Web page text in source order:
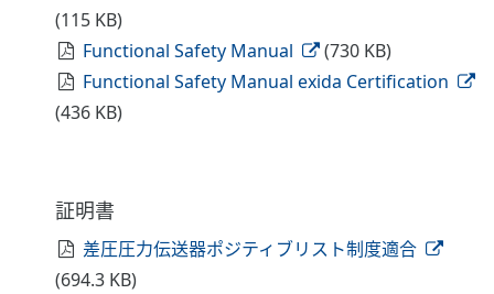
(115 KB)
Functional Safety Manual
(730 KB)
Functional Safety Manual exida Certification
(436 KB)
証明書
差圧圧力伝送器ポジティブリスト制度適合
(694.3 KB)